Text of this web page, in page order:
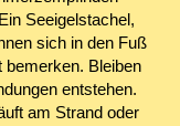
Seeigelstachel,
sich in den Fuß
bemerken. Bleiben
entstehen.
am Strand oder